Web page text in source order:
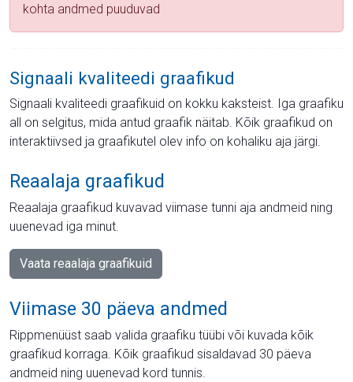
kohta andmed puuduvad
Signaali kvaliteedi graafikud
Signaali kvaliteedi graafikuid on kokku kaksteist. Iga graafiku
all on selgitus, mida antud graafik näitab. Kõik graafikud on
interaktiivsed ja graafikutel olev info on kohaliku aja järgi.
Reaalaja graafikud
Reaalaja graafikud kuvavad viimase tunni aja andmeid ning
uuenevad iga minut.
Vaata reaalaja graafikuid
Viimase 30 päeva andmed
Rippmenüüst saab valida graafiku tüübi või kuvada kõik
graafikud korraga. Kõik graafikud sisaldavad 30 päeva
andmeid ning uuenevad kord tunnis.